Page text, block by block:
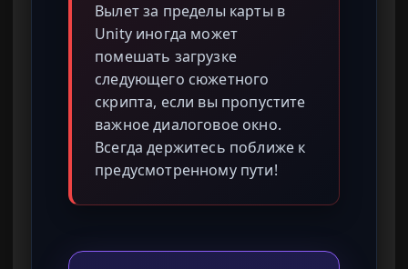
Вылет за пределы карты в
Unity иногда может
помешать загрузке
следующего сюжетного
скрипта, если вы пропустите
важное диалоговое окно.
Всегда держитесь поближе к
предусмотренному пути!